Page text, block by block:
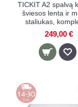
TICKIT A2 spalvą
šviesos lenta ir
staliukas,
249,00 €